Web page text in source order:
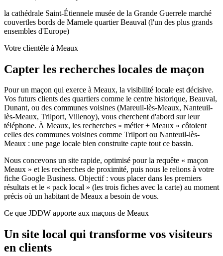
la cathédrale Saint-Étiennele musée de la Grande Guerrele marché
couvertles bords de Marnele quartier Beauval (l'un des plus grands
ensembles d'Europe)
Votre clientèle à Meaux
Capter les recherches locales de maçon
Pour un maçon qui exerce à Meaux, la visibilité locale est décisive.
Vos futurs clients des quartiers comme le centre historique, Beauval,
Dunant, ou des communes voisines (Mareuil-lès-Meaux, Nanteuil-
lès-Meaux, Trilport, Villenoy), vous cherchent d'abord sur leur
téléphone. À Meaux, les recherches « métier + Meaux » côtoient
celles des communes voisines comme Trilport ou Nanteuil-lès-
Meaux : une page locale bien construite capte tout ce bassin.
Nous concevons un site rapide, optimisé pour la requête « maçon
Meaux » et les recherches de proximité, puis nous le relions à votre
fiche Google Business. Objectif : vous placer dans les premiers
résultats et le « pack local » (les trois fiches avec la carte) au moment
précis où un habitant de Meaux a besoin de vous.
Ce que JDDW apporte aux maçons de Meaux
Un site local qui transforme vos visiteurs
en clients